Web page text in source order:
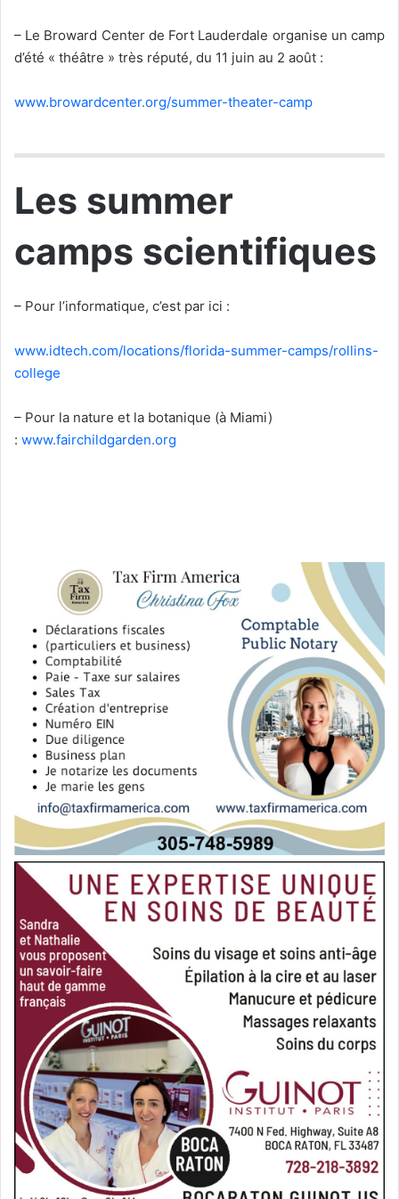
– Le Broward Center de Fort Lauderdale organise un camp
d’été « théâtre » très réputé, du 11 juin au 2 août :
www.browardcenter.org/summer-theater-camp
Les summer
camps scientifiques
– Pour l’informatique, c’est par ici :
www.idtech.com/locations/florida-summer-camps/rollins-
college
– Pour la nature et la botanique (à Miami)
: www.fairchildgarden.org